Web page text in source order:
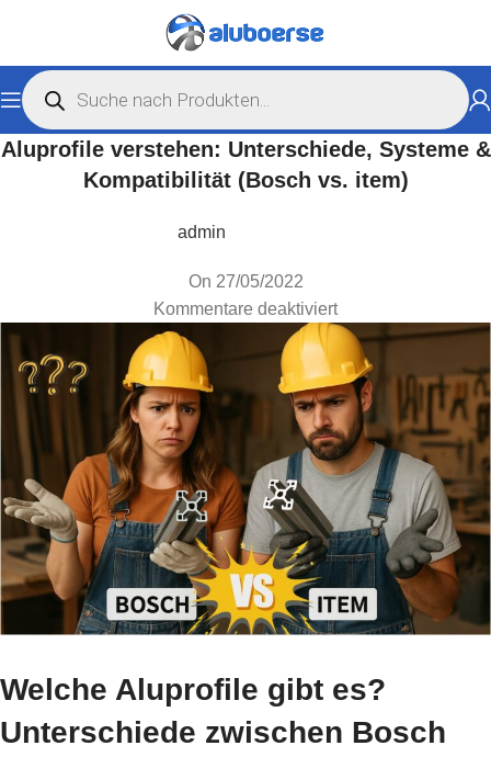
Aluprofile verstehen: Unterschiede, Systeme &
Kompatibilität (Bosch vs. item)
admin
On 27/05/2022
Kommentare deaktiviert
Welche Aluprofile gibt es?
Unterschiede zwischen Bosch